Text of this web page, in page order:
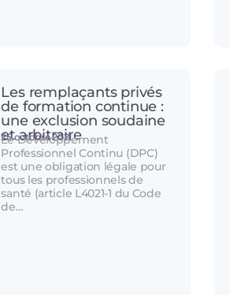
Les remplaçants privés
de formation continue :
une exclusion soudaine
et arbitraire
25 octobre 2021
Le Développement
Professionnel Continu (DPC)
est une obligation légale pour
tous les professionnels de
santé (article L4021-1 du Code
de…